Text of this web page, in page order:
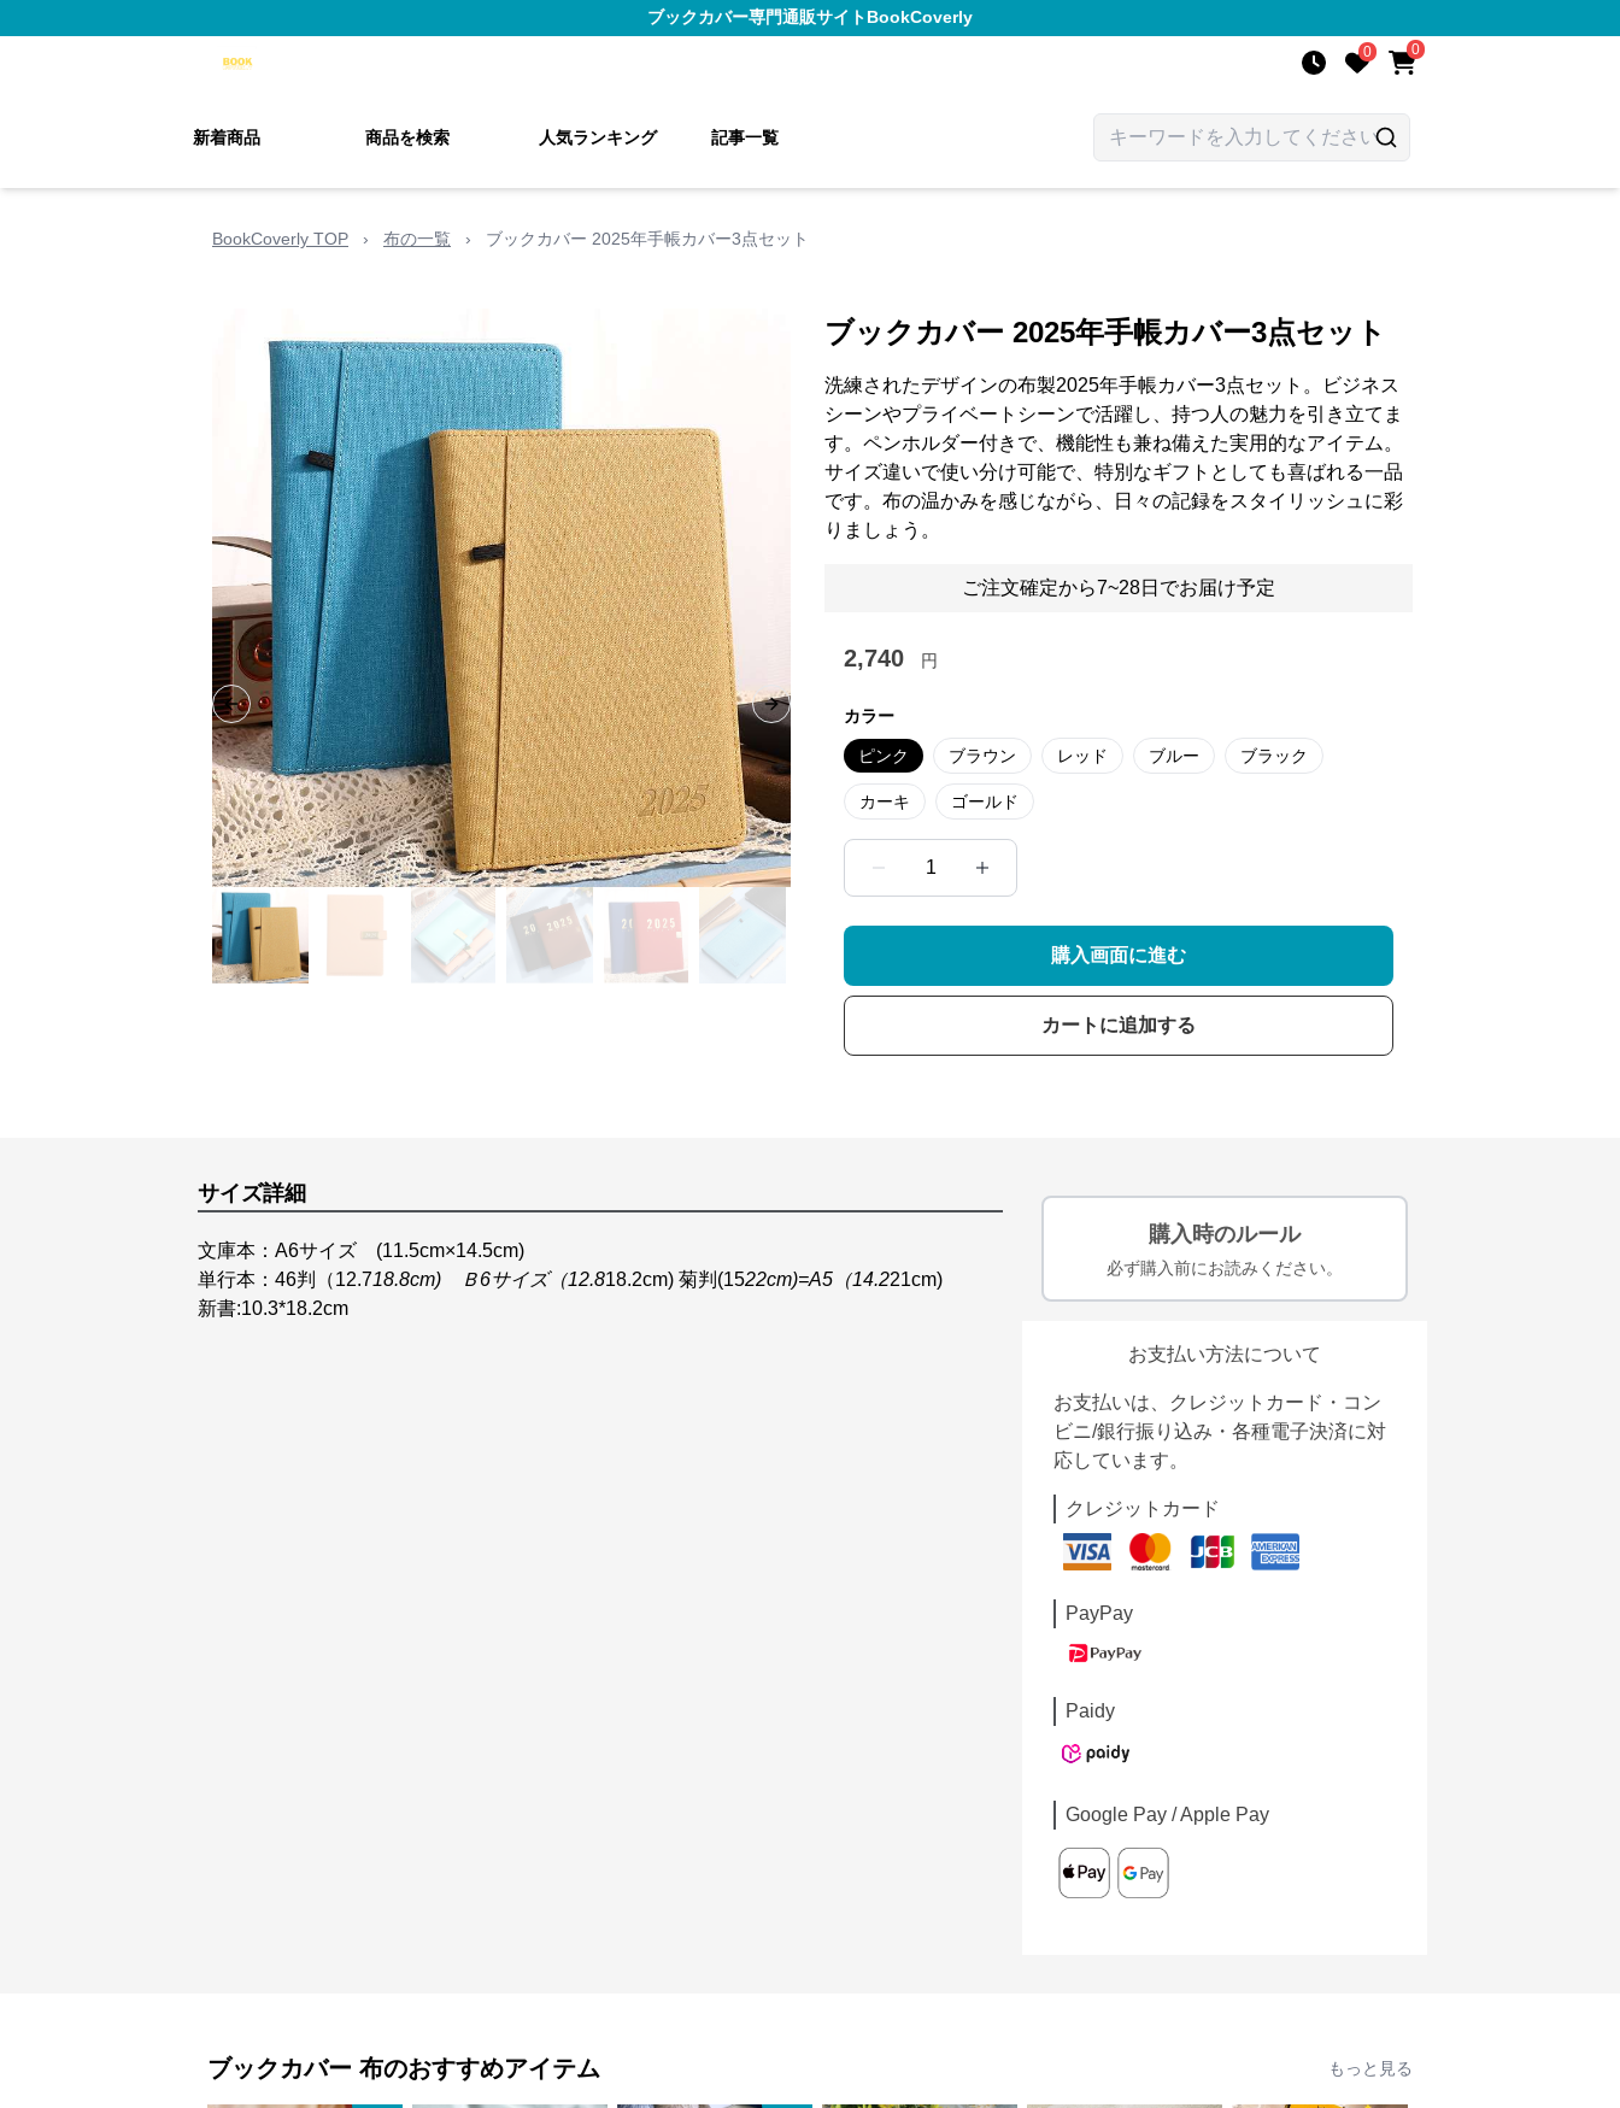
ブックカバー専門通販サイトBookCoverly
0 0
新着商品 商品を検索 人気ランキング 記事一覧
BookCoverly TOP › 布の一覧 › ブックカバー 2025年手帳カバー3点セット
Previous slide Next slide
ブックカバー 2025年手帳カバー3点セット
洗練されたデザインの布製2025年手帳カバー3点セット。ビジネス
シーンやプライベートシーンで活躍し、持つ人の魅力を引き立てま
す。ペンホルダー付きで、機能性も兼ね備えた実用的なアイテム。
サイズ違いで使い分け可能で、特別なギフトとしても喜ばれる一品
です。布の温かみを感じながら、日々の記録をスタイリッシュに彩
りましょう。
ご注文確定から7~28日でお届け予定
2,740 円
カラー
ピンク ブラウン レッド ブルー ブラック
カーキ ゴールド
1
購入画面に進む
カートに追加する
サイズ詳細
文庫本：A6サイズ (11.5cm×14.5cm)
単行本：46判（12.718.8cm) Ｂ6サイズ（12.818.2cm) 菊判(1522cm)=A5（14.221cm)
新書:10.3*18.2cm
購入時のルール
必ず購入前にお読みください。
お支払い方法について
お支払いは、クレジットカード・コン
ビニ/銀行振り込み・各種電子決済に対
応しています。
クレジットカード
PayPay
Paidy
Google Pay / Apple Pay
ブックカバー 布のおすすめアイテム もっと見る